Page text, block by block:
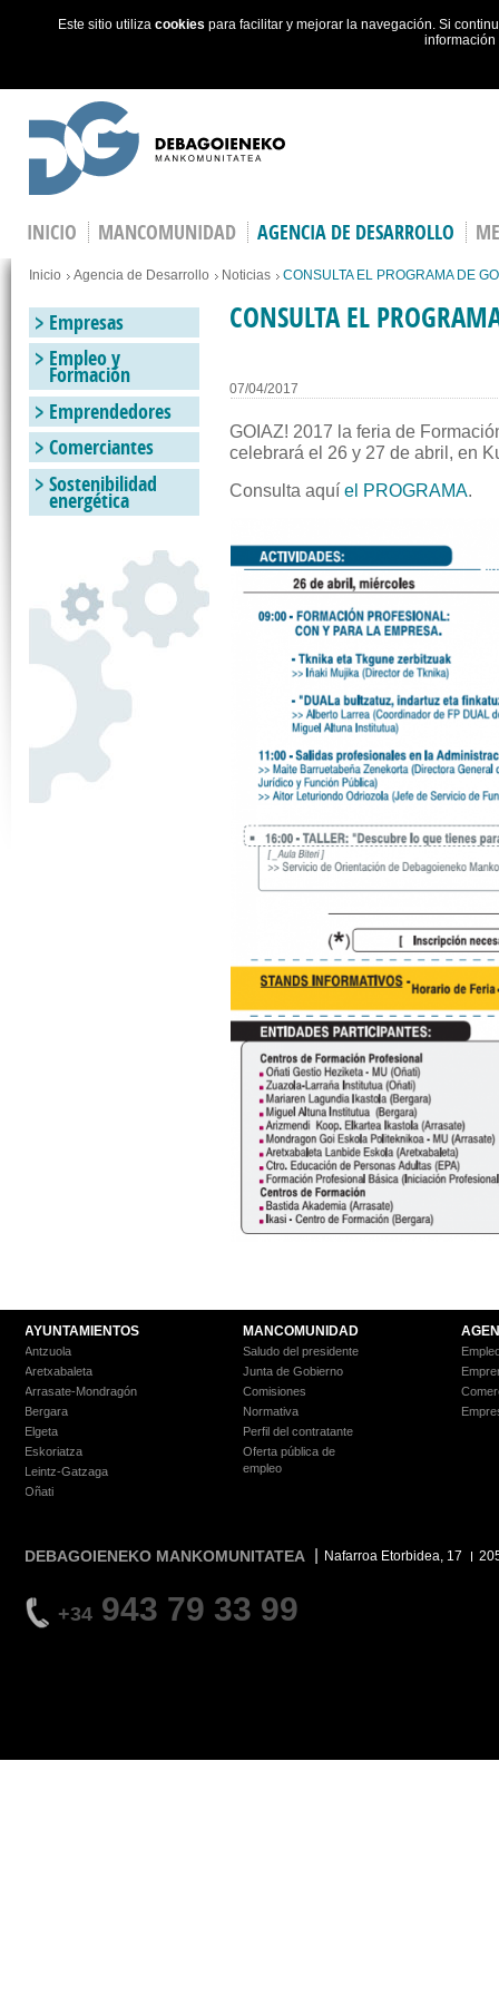
Este sitio utiliza cookies para facilitar y mejorar la navegación. Si
INICIO MANCOMUNIDAD AGENCIA DE DESARROLLO
Estás en
Inicio Agencia de Desarrollo Noticias CONSULTA EL PROGRAMA DE
CONSULTA EL
07/04/2017
GOIAZ! 2017 la feria de
celebrará el 26 y 27 de abril, en
Consulta aquíel PROGRAMA.
Empresas
Empleo y
Formación
Emprendedores
Comerciantes
Sostenibilidad
energética
AYUNTAMIENTOS
Antzuola
Aretxabaleta
Arrasate-Mondragón
Bergara
Elgeta
Eskoriatza
Leintz-Gatzaga
Oñati
MANCOMUNIDAD
Saludo del presidente
Junta de Gobierno
Comisiones
Normativa
Perfil del contratante
Oferta pública de
empleo
DEBAGOIENEKO MANKOMUNITATEA Nafarroa Etorbidea, 17
+34 943 79 33 99